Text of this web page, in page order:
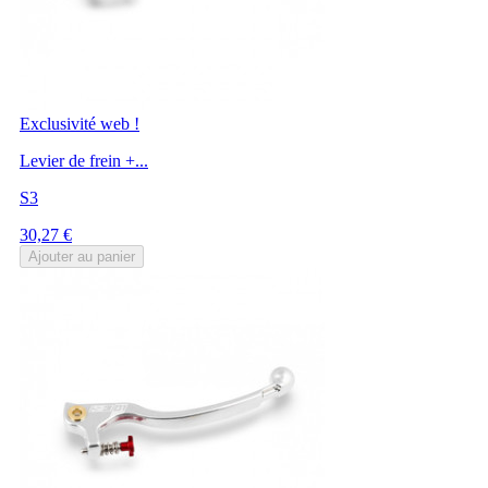
Exclusivité web !
Levier de frein +...
S3
Prix
30,27 €
Ajouter au panier